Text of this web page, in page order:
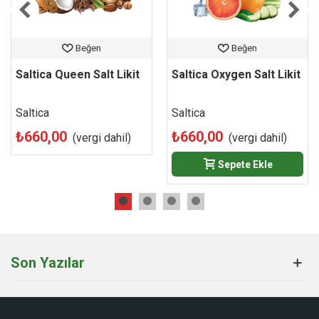
yüksek nikotin oranına sahip bir salt likittir. Yalnızca düşük
watt ile çalışan Pod Mod sistemlerde ve MTL (sigara içimi)
elektronik sigaralarda kullanılmalıdır. Sub-ohm cihazlar için
Beğen
Saltica Queen Salt Likit
Saltica
₺660,00 (vergi dahil)
Beğen
Saltica Oxygen Salt Likit
Saltica
₺660,00 (vergi dahil)
Sepete Ekle
Son Yazılar